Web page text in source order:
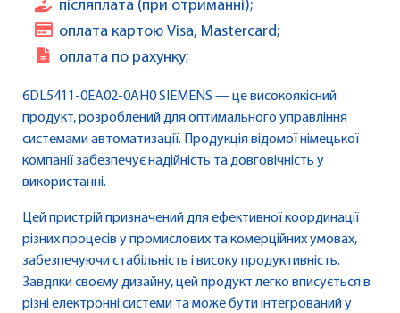
післяплата (при отриманні);
оплата картою Visa, Mastercard;
оплата по рахунку;
6DL5411-0EA02-0AH0 SIEMENS — це високоякісний
продукт, розроблений для оптимального управління
системами автоматизації. Продукція відомої німецької
компанії забезпечує надійність та довговічність у
використанні.
Цей пристрій призначений для ефективної координації
різних процесів у промислових та комерційних умовах,
забезпечуючи стабільність і високу продуктивність.
Завдяки своєму дизайну, цей продукт легко вписується в
різні електронні системи та може бути інтегрований у